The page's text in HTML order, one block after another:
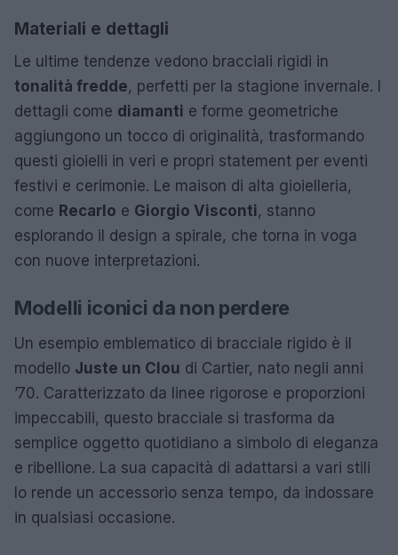
Materiali e dettagli
Le ultime tendenze vedono bracciali rigidi in
tonalità fredde, perfetti per la stagione invernale. I
dettagli come diamanti e forme geometriche
aggiungono un tocco di originalità, trasformando
questi gioielli in veri e propri statement per eventi
festivi e cerimonie. Le maison di alta gioielleria,
come Recarlo e Giorgio Visconti, stanno
esplorando il design a spirale, che torna in voga
con nuove interpretazioni.
Modelli iconici da non perdere
Un esempio emblematico di bracciale rigido è il
modello Juste un Clou di Cartier, nato negli anni
’70. Caratterizzato da linee rigorose e proporzioni
impeccabili, questo bracciale si trasforma da
semplice oggetto quotidiano a simbolo di eleganza
e ribellione. La sua capacità di adattarsi a vari stili
lo rende un accessorio senza tempo, da indossare
in qualsiasi occasione.